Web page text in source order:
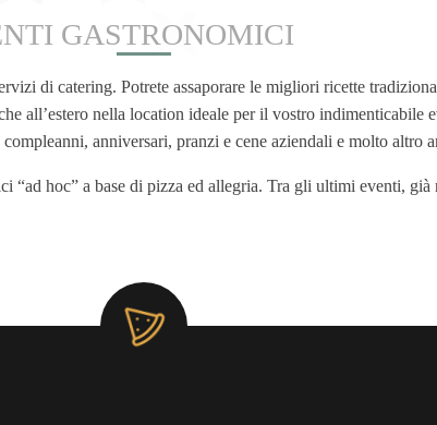
GASTRONOMICI
di catering. Potrete assaporare le migliori ricette
all’estero nella location ideale per il vostro indimenticabile
anniversari, pranzi e cene aziendali e molto altro
“ad hoc” a base di pizza ed allegria. Tra gli ultimi eventi,